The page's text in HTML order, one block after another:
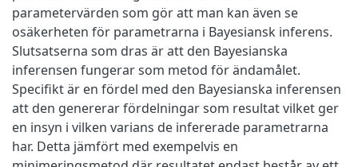
parametervärden som gör att man kan även se
osäkerheten för parametrarna i Bayesiansk inferens.
Slutsatserna som dras är att den Bayesianska
inferensen fungerar som metod för ändamålet.
Specifikt är en fördel med den Bayesianska inferensen
att den genererar fördelningar som resultat vilket ger
en insyn i vilken varians de infererade parametrarna
har. Detta jämfört med exempelvis en